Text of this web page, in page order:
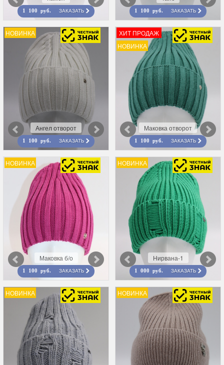
1 100 руб. ЗАКАЗАТЬ 1 100 руб. ЗАКАЗАТЬ
НОВИНКА
Ангел отворот
1 100 руб. ЗАКАЗАТЬ
ХИТ ПРОДАЖ
НОВИНКА
Маковка отворот
1 100 руб. ЗАКАЗАТЬ
НОВИНКА
Маковка б/о
1 100 руб. ЗАКАЗАТЬ
НОВИНКА
Нирвана-1
1 000 руб. ЗАКАЗАТЬ
НОВИНКА НОВИНКА